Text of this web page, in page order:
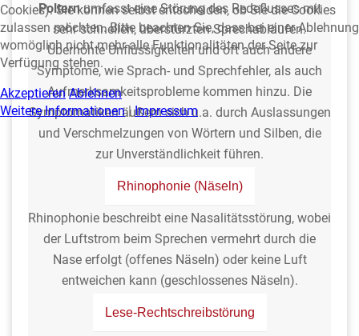
Polternumfasst eine Störung des Redeflusses mit
sehr schnellen, überstürzten Sprechabläufen.
Überhöhte Unflüssigkeiten und oft auch andere
Symptome, wie Sprach- und Sprechfehler, als auch
Aufmerksamkeitsprobleme kommen hinzu. Die
Symptomatiken äußern sich u.a. durch Auslassungen
und Verschmelzungen von Wörtern und Silben, die
zur Unverständlichkeit führen.
Rhinophonie (Näseln)
Rhinophonie beschreibt eine Nasalitätsstörung, wobei
der Luftstrom beim Sprechen vermehrt durch die
Nase erfolgt (offenes Näseln) oder keine Luft
entweichen kann (geschlossenes Näseln).
Lese-Rechtschreibstörung
Cookies). Sie können selbst entscheiden, ob Sie die Cookies
zulassen möchten. Bitte beachten Sie, dass bei einer Ablehnung
womöglich nicht mehr alle Funktionalitäten der Seite zur
Verfügung stehen.
Akzeptieren Ablehnen
Weitere Informationen|Impressum